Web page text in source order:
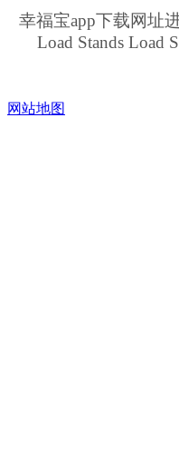
幸福宝app下载网址
Load Stands Load
网站地图